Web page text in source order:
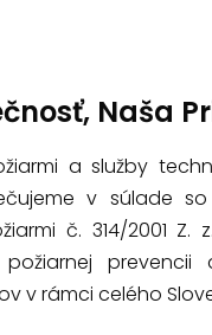
Naša
a služby
v súlade
č. 314/2001 Z.
požiarnej prevencii
v rámci celého